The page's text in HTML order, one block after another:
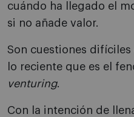
cuándo ha llegado el
si no añade valor.
Son cuestiones
lo reciente que es el
venturing.
Con la intención de